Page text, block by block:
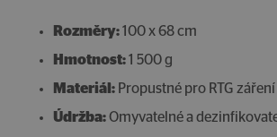
Rozměry:100 x 68 cm
Hmotnost:1 500 g
Materiál: Propustné pro RTG záření
Údržba:Omyvatelné a